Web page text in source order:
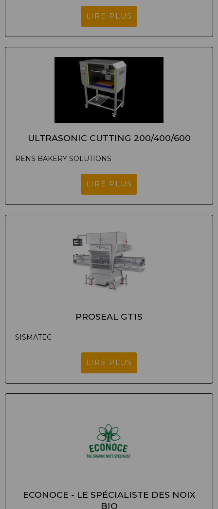
LIRE PLUS
ULTRASONIC CUTTING 200/400/600
RENS BAKERY SOLUTIONS
LIRE PLUS
PROSEAL GT1S
SISMATEC
LIRE PLUS
ECONOCE - LE SPÉCIALISTE DES NOIX
BIO